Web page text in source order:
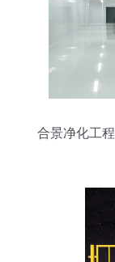
合景净化工